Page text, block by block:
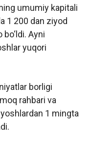
umumiy kapitali
1 200 dan ziyod
Ayni
yuqori
borligi
rahbari va
1 mingta